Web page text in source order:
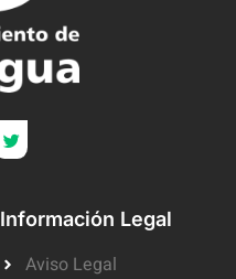
Información Legal
Aviso Legal